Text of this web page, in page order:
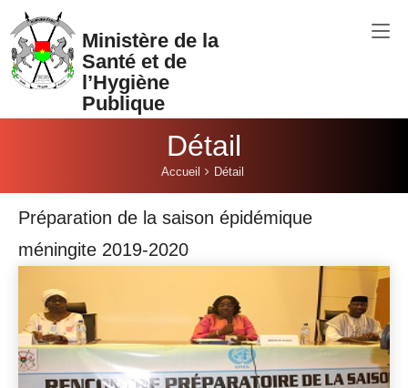
Aller au contenu principal
Ministère de la
Santé et de
l’Hygiène
Publique
Détail
Accueil Détail
Préparation de la saison épidémique
méningite 2019-2020